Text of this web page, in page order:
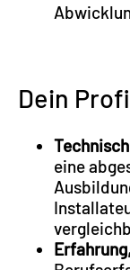
Dein
eine